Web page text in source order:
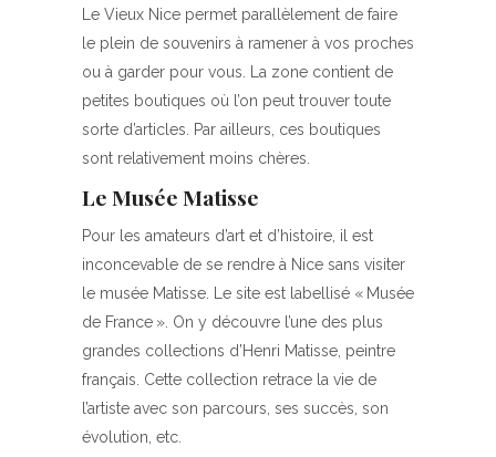
Le Vieux Nice permet parallèlement de faire
le plein de souvenirs à ramener à vos proches
ou à garder pour vous. La zone contient de
petites boutiques où l’on peut trouver toute
sorte d’articles. Par ailleurs, ces boutiques
sont relativement moins chères.
Le Musée Matisse
Pour les amateurs d’art et d’histoire, il est
inconcevable de se rendre à Nice sans visiter
le musée Matisse. Le site est labellisé « Musée
de France ». On y découvre l’une des plus
grandes collections d’Henri Matisse, peintre
français. Cette collection retrace la vie de
l’artiste avec son parcours, ses succès, son
évolution, etc.